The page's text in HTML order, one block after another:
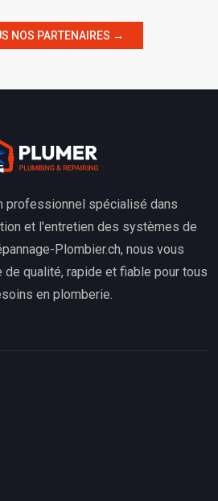
NOS PARTENAIRES →
professionnel spécialisé dans
et l'entretien des systèmes de
Plombier.ch, nous vous
qualité, rapide et fiable pour tous
en plomberie.